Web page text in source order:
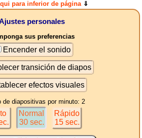
para inferior de página⇓
personales
sus preferencias
Encender el sonido
transición de diapos
efectos visuales
de diapositivas por minuto: 2
Normal
30 sec.
Rápido
15 sec.